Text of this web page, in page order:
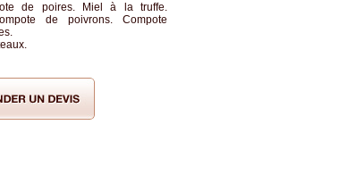
de poires. Miel à la truffe.
de poivrons. Compote